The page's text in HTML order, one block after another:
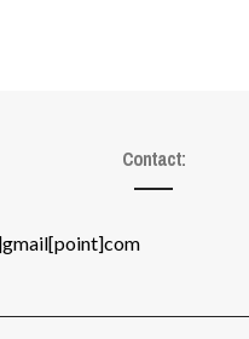
Contact: